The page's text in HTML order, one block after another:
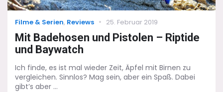
Categories
Filme & Serien, Reviews
Posted
25. Februar 2019
Mit Badehosen und Pistolen – Riptide
und Baywatch
Ich finde, es ist mal wieder Zeit, Äpfel mit Birnen zu
vergleichen. Sinnlos? Mag sein, aber ein Spaß. Dabei
gibt’s aber ...